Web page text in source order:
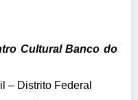
Cultural Banco do
– Distrito Federal